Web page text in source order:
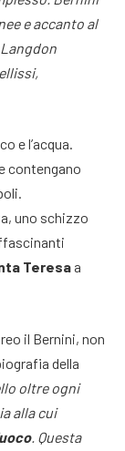
e accanto al
e l’acqua.
contengano
uno schizzo
Teresa a
il Bernini, non
della
oltre ogni
alla cui
. Questa